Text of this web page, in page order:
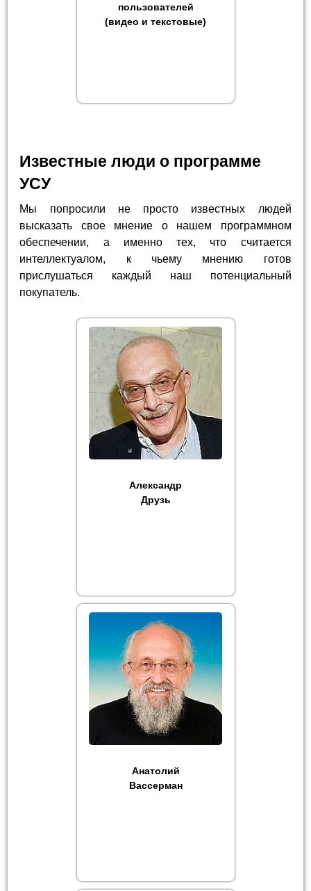
пользователей
(видео и текстовые)
Известные люди о программе
УСУ
Мы попросили не просто известных людей
высказать свое мнение о нашем программном
обеспечении, а именно тех, что считается
интеллектуалом, к чьему мнению готов
прислушаться каждый наш потенциальный
покупатель.
Александр
Друзь
Анатолий
Вассерман